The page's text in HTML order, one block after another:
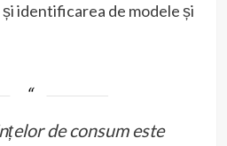
identificarea de modele și
de consum este